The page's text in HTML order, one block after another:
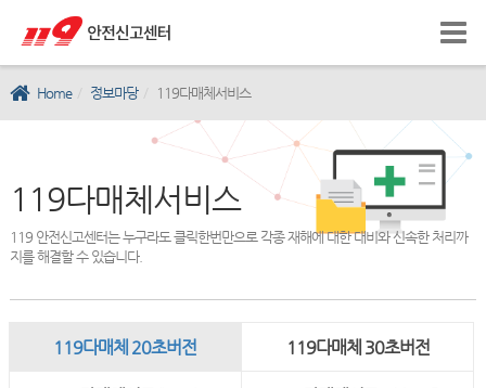
Home 정보마당 119다매체서비스
119다매체서비스
119 안전신고센터는 누구라도 클릭한번만으로 각종 재해에 대한 대비와 신속한 처리까
지를 해결할 수 있습니다.
119다매체 20초버전 119다매체 30초버전